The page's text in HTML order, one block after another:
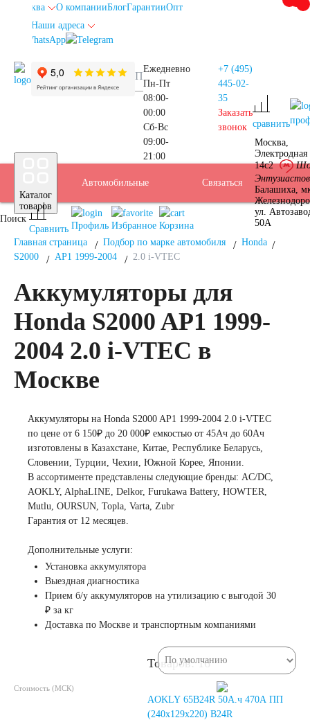
Москва О компанииБлогГарантииОпт
Наши адреса
Ежедневно
Пн-Пт
08:00-
00:00
Сб-Вс
09:00-
21:00
+7 (495)
445-02-
35
Заказать
звонок сравнить
Каталог
товаров
Автомобильные
аккумуляторы
Аккумуляторы для
автомобилей
Емкость (A/H)
35 А/ч 38 А/ч
40 А/ч 42 А/ч
45 А/ч 47 А/ч
Подбор
АКБ
Услуги
Бренды
Доставка
Оплата
Б/У
АКБ
Контакты
Связаться Москва
Москва,
14с2
Энтузиастов
Балашиха,
ул.
50А
Поиск
Сравнить Профиль Избранное Корзина
Главная страница
Подбор по марке автомобиля
Honda
S2000
AP1 1999-2004 2.0 i-VTEC
Аккумуляторы для
Honda S2000 AP1 1999-
2004 2.0 i-VTEC в
Москве
Аккумуляторы на Honda S2000 AP1 1999-2004 2.0 i-VTEC
по цене от 6 150₽ до 20 000₽ емкостью от 45Ач до 60Ач
изготовлены в Казахстане, Китае, Республике Беларусь,
Словении, Турции, Чехии, Южной Корее, Японии.
В ассортименте представлены следующие бренды: AC/DC,
AOKLY, AlphaLINE, Delkor, Furukawa Battery, HOWTER,
Mutlu, OURSUN, Topla, Varta, Zubr
Гарантия от 12 месяцев.
Дополнительные услуги:
Установка аккумулятора
Выездная диагностика
Прием б/у аккумуляторов на утилизацию с выгодой 30
₽ за кг
Доставка по Москве и транспортным компаниями
Стоимость (МСК)
Товаров: 16
AOKLY 65B24R 50А.ч 470А ПП
(240x129x220) B24R